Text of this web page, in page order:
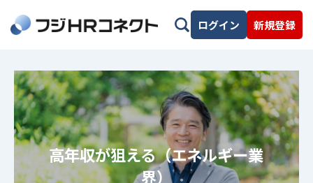
ログイン 新規登録
高年収が狙える（エネルギー業
界）